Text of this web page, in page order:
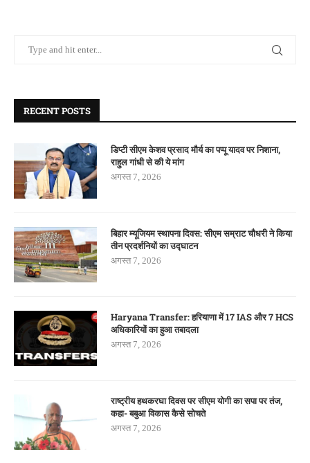
RECENT POSTS
डिप्टी सीएम केशव प्रसाद मौर्य का पप्पू यादव पर निशाना,
राहुल गांधी से की ये मांग
अगस्त 7, 2026
बिहार म्यूजियम स्थापना दिवस: सीएम सम्राट चौधरी ने किया
तीन प्रदर्शनियों का उद्घाटन
अगस्त 7, 2026
Haryana Transfer: हरियाणा में 17 IAS और 7 HCS
अधिकारियों का हुआ तबादला
अगस्त 7, 2026
राष्ट्रीय हथकरघा दिवस पर सीएम योगी का सपा पर तंज,
कहा- बबुआ विकास कैसे सोचते
अगस्त 7, 2026